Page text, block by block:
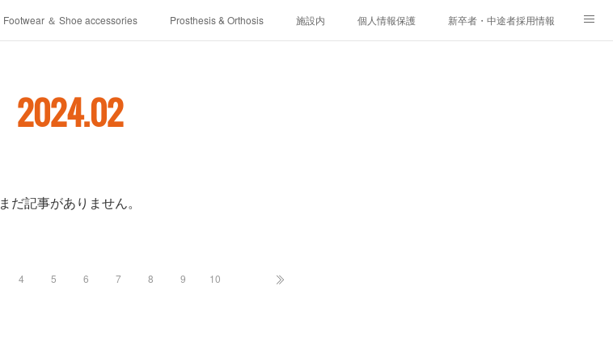
Footwear ＆ Shoe accessories Prosthesis & Orthosis 施設内 個人情報保護 新卒者・中途者採用情報
2024.02
まだ記事がありません。
4 5 6 7 8 9 10